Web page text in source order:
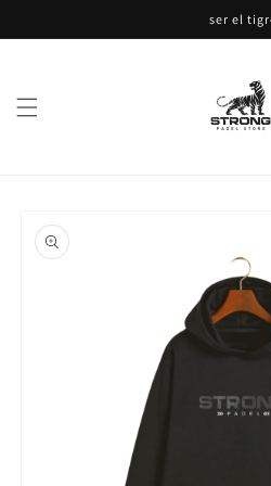
al contenido
ser el
a la
información